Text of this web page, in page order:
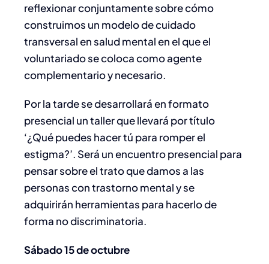
reflexionar conjuntamente sobre cómo
construimos un modelo de cuidado
transversal en salud mental en el que el
voluntariado se coloca como agente
complementario y necesario.
Por la tarde se desarrollará en formato
presencial un taller que llevará por título
‘¿Qué puedes hacer tú para romper el
estigma?’. Será un encuentro presencial para
pensar sobre el trato que damos a las
personas con trastorno mental y se
adquirirán herramientas para hacerlo de
forma no discriminatoria.
Sábado 15 de octubre